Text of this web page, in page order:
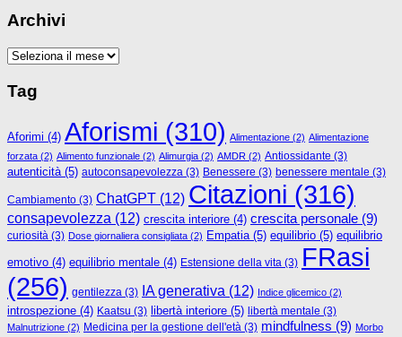
Archivi
Archivi
Tag
Aforimi (4) Aforismi (310) Alimentazione (2) Alimentazione
forzata (2) Alimento funzionale (2) Alimurgia (2) AMDR (2) Antiossidante (3)
autenticità(5) autoconsapevolezza (3) Benessere (3) benessere mentale (3)
Cambiamento (3) ChatGPT (12) Citazioni (316)
consapevolezza (12) crescita interiore (4) crescita personale (9)
curiosità (3) Dose giornaliera consigliata (2) Empatia(5) equilibrio (5) equilibrio
emotivo (4) equilibrio mentale (4) Estensione della vita (3) FRasi
(256) gentilezza (3) IA generativa (12) Indice glicemico (2)
introspezione (4) Kaatsu (3) libertà interiore (5) libertà mentale (3)
Malnutrizione (2) Medicina per la gestione dell'età (3) mindfulness (9) Morbo